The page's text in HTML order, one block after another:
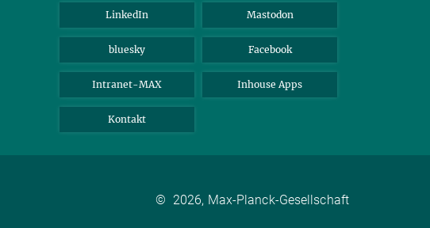
LinkedIn Mastodon
bluesky Facebook
Intranet-MAX Inhouse Apps
Kontakt
© 2026, Max-Planck-Gesellschaft